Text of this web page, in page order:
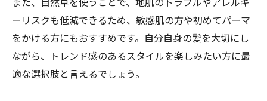
ーリスクも低減できるため、敏感肌の方や初めてパーマ
をかける方にもおすすめです。自分自身の髪を大切にし
ながら、トレンド感のあるスタイルを楽しみたい方に最
適な選択肢と言えるでしょう。